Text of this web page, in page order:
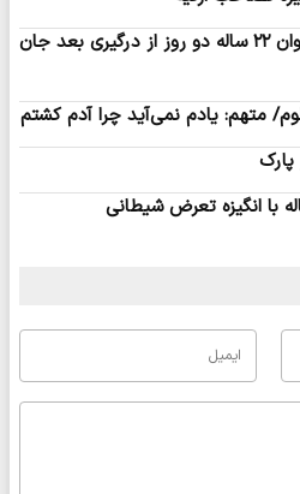
پایان مرگبار نزاع خیابانی؛ جوان ۲۲ ساله دو روز از درگیری بعد جان
متهم: یادم نمی‌آید چرا آدم کشتم